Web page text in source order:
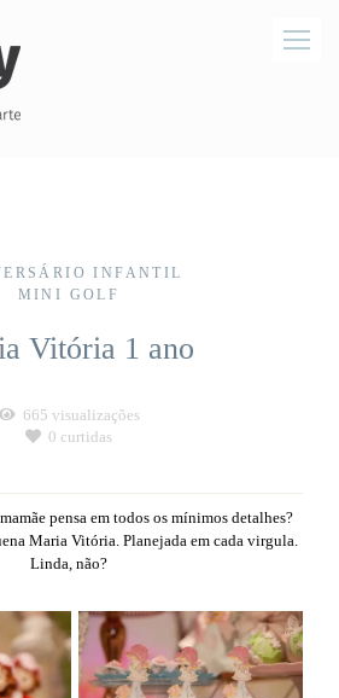
INFANTIL
MINI GOLF
Vitória 1 ano
665 visualizações
0 curtidas
pensa em todos os mínimos detalhes?
Maria Vitória. Planejada em cada virgula.
Linda, não?